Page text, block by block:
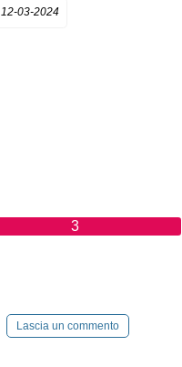
12-03-2024
3
Lascia un commento